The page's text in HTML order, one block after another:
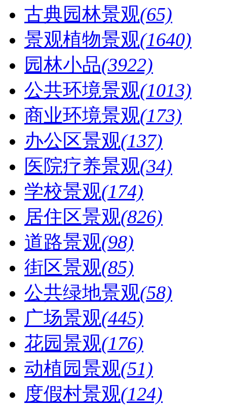
古典园林景观(65)
景观植物景观(1640)
园林小品(3922)
公共环境景观(1013)
商业环境景观(173)
办公区景观(137)
医院疗养景观(34)
学校景观(174)
居住区景观(826)
道路景观(98)
街区景观(85)
公共绿地景观(58)
广场景观(445)
花园景观(176)
动植园景观(51)
度假村景观(124)